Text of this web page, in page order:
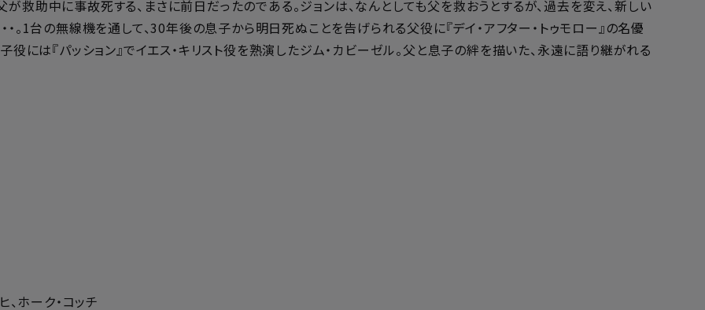
救助中に事故死する、まさに前日だったのである。ジョンは、なんとしても父を救おうとするが、過去を変え、新しい
。1台の無線機を通して、30年後の息子から明日死ぬことを告げられる父役に『デイ・アフター・トゥモロー』の名優
には『パッション』でイエス・キリスト役を熟演したジム・カビーゼル。父と息子の絆を描いた、永遠に語り継がれる
、ホーク・コッチ